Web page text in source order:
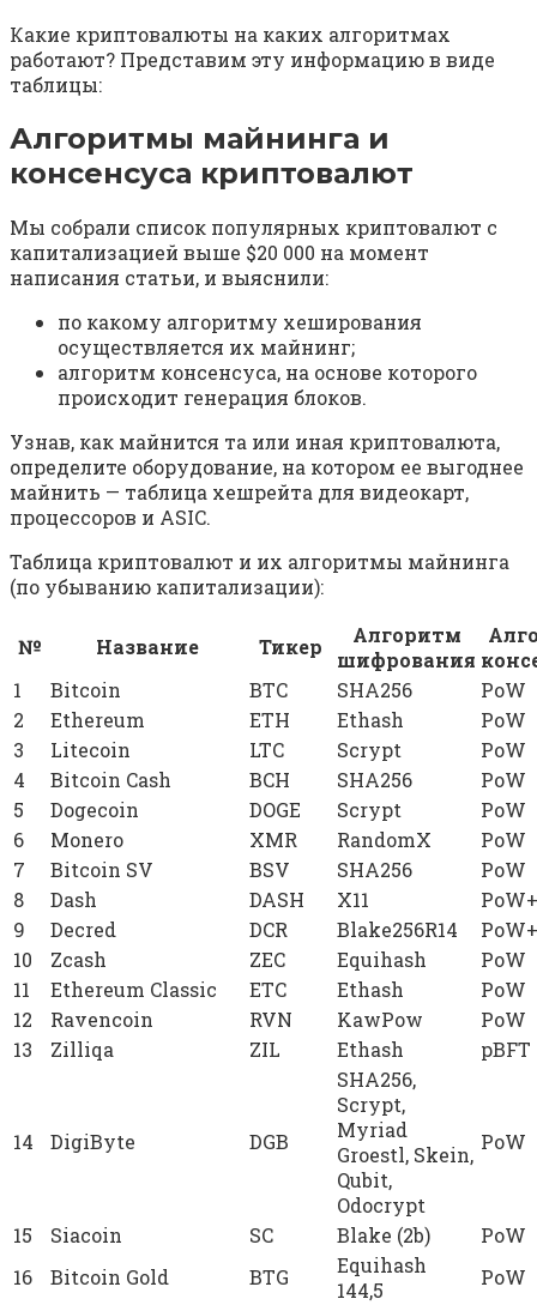
Какие криптовалюты на каких алгоритмах
работают? Представим эту информацию в виде
таблицы:
Алгоритмы майнинга и
консенсуса криптовалют
Мы собрали список популярных криптовалют с
капитализацией выше $20 000 на момент
написания статьи, и выяснили:
по какому алгоритму хеширования
осуществляется их майнинг;
алгоритм консенсуса, на основе которого
происходит генерация блоков.
Узнав, как майнится та или иная криптовалюта,
определите оборудование, на котором ее выгоднее
майнить — таблица хешрейта для видеокарт,
процессоров и ASIC.
Таблица криптовалют и их алгоритмы майнинга
(по убыванию капитализации):
№ Название Тикер
Алгоритм
шифрования
1
Bitcoin BTC SHA256
PoW
2
Ethereum ETH Ethash
PoW
3
Litecoin LTC Scrypt
PoW
4
Bitcoin Cash BCH SHA256
PoW
5
Dogecoin DOGE Scrypt
PoW
6
Monero XMR RandomX
PoW
7
Bitcoin SV BSV SHA256
PoW
8
Dash DASH X11
9
Decred DCR Blake256R14
10
Zcash ZEC Equihash
PoW
11
Ethereum Classic ETC Ethash
PoW
12
Ravencoin RVN KawPow
PoW
13
Zilliqa ZIL Ethash pBFT
14 DigiByte DGB
SHA256,
Scrypt,
Myriad
Groestl, Skein,
Qubit,
Odocrypt
PoW
15 Siacoin SC Blake (2b)
PoW
16
Bitcoin Gold BTG
Equihash
144,5
PoW